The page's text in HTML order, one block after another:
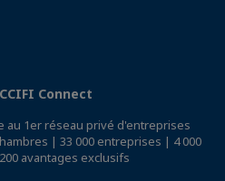
Connect
au 1er réseau privé d'entreprises
| 33 000 entreprises | 4 000
avantages exclusifs